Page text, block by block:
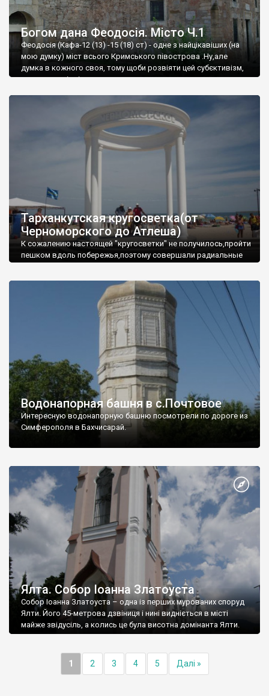
Богом дана Феодосія. Місто Ч.1
Феодосія (Кафа-12 (13) -15 (18) ст) - одне з найцікавіших (на
мою думку) міст всього Кримського півострова .Ну,але
думка в кожного своя, тому щоби розвіяти цей субєктивізм,
запрошую відвідати це
Тарханкутская кругосветка(от
Черноморского до Атлеша)
К сожалению настоящей "кругосветки" не получилось,пройти
пешком вдоль побережья,поэтому совершали радиальные
Водонапорная башня в с.Почтовое
Интересную водонапорную башню посмотрели по дороге из
Симферополя в Бахчисарай.
Ялта. Собор Іоанна Златоуста
Собор Іоанна Златоуста – одна із перших мурованих споруд
Ялти. Його 45-метрова дзвіниця і нині видніється в місті
майже звідусіль, а колись це була висотна домінанта Ялти.
1 2 3 4 5 Далі »